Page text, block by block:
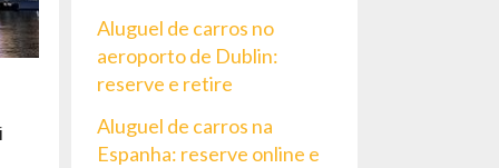
Aluguel de carros no
aeroporto de Dublin:
reserve e retire
Aluguel de carros na
Espanha: reserve online e